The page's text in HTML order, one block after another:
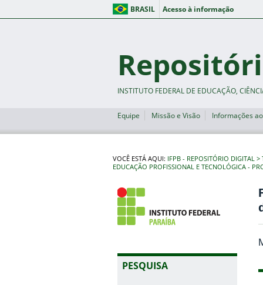
BRASIL Acesso à informação
INSTITUTO FEDERAL DE EDUCAÇÃO,
Equipe Missão e Visão Informações
VOCÊ ESTÁ AQUI: IFPB - REPOSITÓRIO DIGITAL
EDUCAÇÃO PROFISSIONAL E TECNOLÓGICA -
PESQUISA